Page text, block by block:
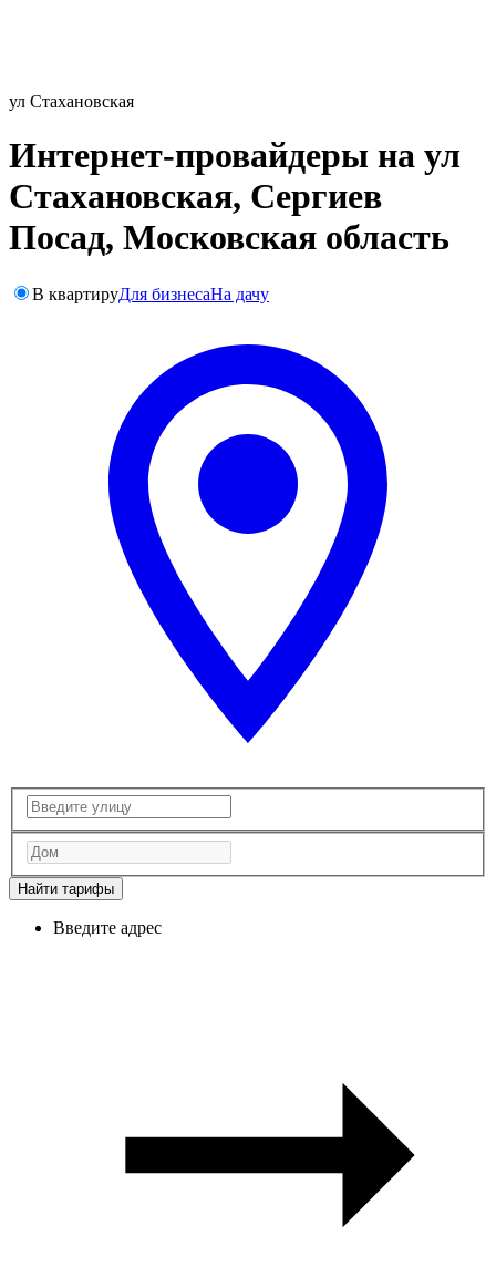
ул Стахановская
Интернет-провайдеры на ул
Стахановская, Сергиев
Посад, Московская область
В квартируДля бизнесаНа дачу
Найти тарифы
Введите адрес